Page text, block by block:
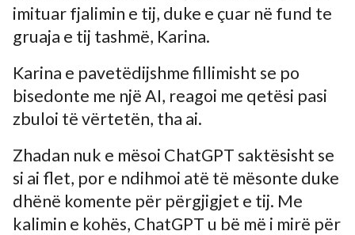
imituar fjalimin e tij, duke e çuar në fund te
gruaja e tij tashmë, Karina.
Karina e pavetëdijshme fillimisht se po
bisedonte me një AI, reagoi me qetësi pasi
zbuloi të vërtetën, tha ai.
Zhadan nuk e mësoi ChatGPT saktësisht se
si ai flet, por e ndihmoi atë të mësonte duke
dhënë komente për përgjigjet e tij. Me
kalimin e kohës, ChatGPT u bë më i mirë për